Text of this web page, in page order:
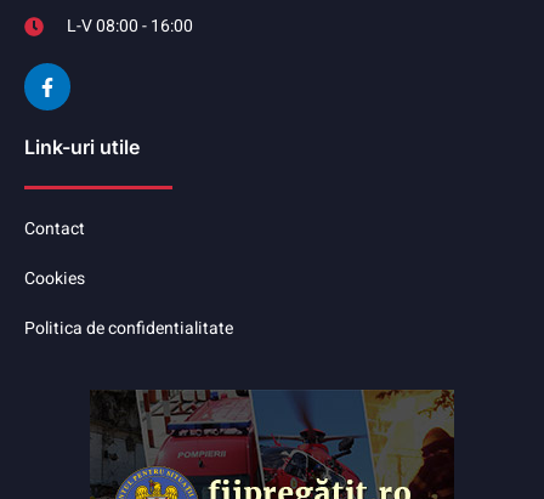
L-V 08:00 - 16:00
Link-uri utile
Contact
Cookies
Politica de confidentialitate